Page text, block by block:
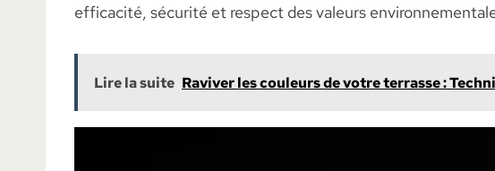
efficacité, sécurité et respect des valeurs
Lire la suite Raviver les couleurs de votre terrasse :